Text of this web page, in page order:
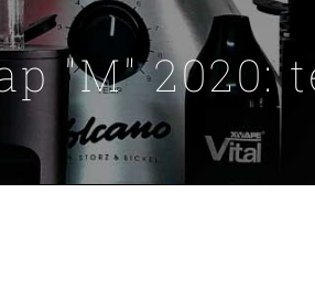
"M" 2020: